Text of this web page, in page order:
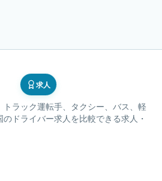
求人
トラック運転手、タクシー、バス、軽
ドライバー求人を比較できる求人・